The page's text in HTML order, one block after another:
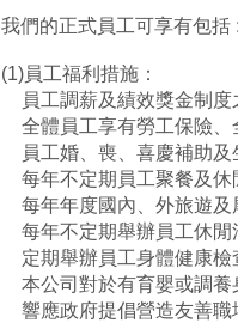
我們的正式員工可享有包括
(1)員工福利措施：
員工調薪及績效獎金制度
全體員工享有勞工保險
員工婚、喪、喜慶補助
每年不定期員工聚餐及休
每年年度國內、外旅遊及
每年不定期舉辦員工休
定期舉辦員工身體健康檢
本公司對於有育嬰或調
響應政府提倡營造友善